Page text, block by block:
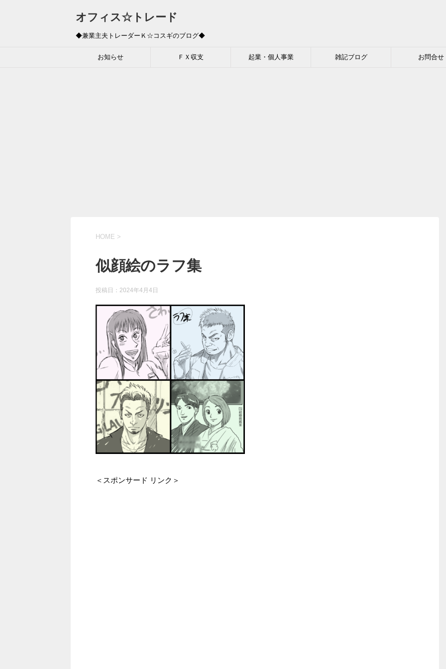
オフィス☆トレード
◆兼業主夫トレーダーＫ☆コスギのブログ◆
お知らせ ＦＸ収支 起業・個人事業 雑記ブログ お問合せ
HOME >
似顔絵のラフ集
投稿日： 2024年4月4日
＜スポンサード リンク＞